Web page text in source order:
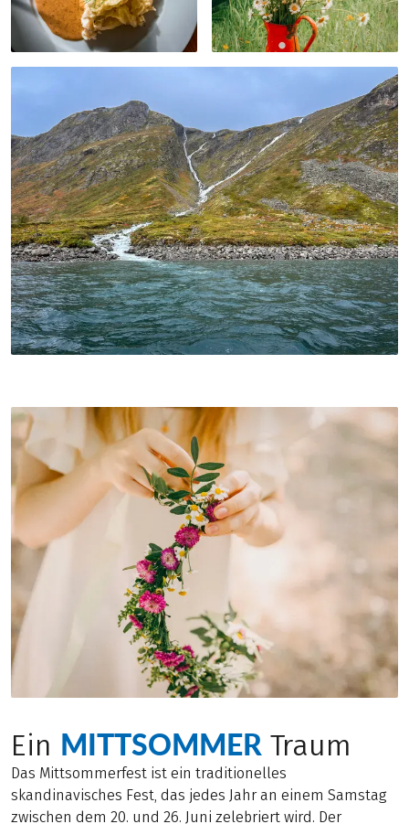
Ein MITTSOMMER Traum
Das Mittsommerfest ist ein traditionelles
skandinavisches Fest, das jedes Jahr an einem Samstag
zwischen dem 20. und 26. Juni zelebriert wird. Der